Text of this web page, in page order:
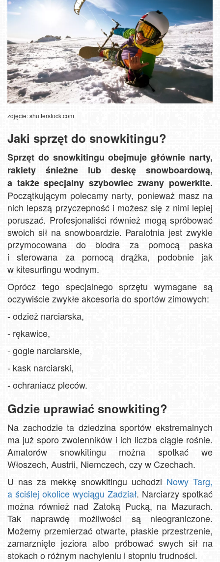
zdjęcie: shutterstock.com
Jaki sprzęt do snowkitingu?
Sprzęt do snowkitingu obejmuje głównie narty,
rakiety śnieżne lub deskę snowboardową,
a także specjalny szybowiec zwany powerkite.
Początkującym polecamy narty, ponieważ masz na
nich lepszą przyczepność i możesz się z nimi lepiej
poruszać. Profesjonaliści również mogą spróbować
swoich sił na snowboardzie. Paralotnia jest zwykle
przymocowana do biodra za pomocą paska
i sterowana za pomocą drążka, podobnie jak
w kitesurfingu wodnym.
Oprócz tego specjalnego sprzętu wymagane są
oczywiście zwykłe akcesoria do sportów zimowych:
- odzież narciarska,
- rękawice,
- gogle narciarskie,
- kask narciarski,
- ochraniacz pleców.
Gdzie uprawiać snowkiting?
Na zachodzie ta dziedzina sportów ekstremalnych
ma już sporo zwolenników i ich liczba ciągle rośnie.
Amatorów snowkitingu można spotkać we
Włoszech, Austrii, Niemczech, czy w Czechach.
U nas za mekkę snowkitingu uchodzi Nowy Targ,
a ściślej okolice wyciągu Zadział. Narciarzy spotkać
można również nad Zatoką Pucką, na Mazurach.
Tak naprawdę możliwości są nieograniczone.
Możemy przemierzać otwarte, płaskie przestrzenie,
zamarznięte jeziora albo próbować swych sił na
stokach o różnym nachyleniu i stopniu trudności.